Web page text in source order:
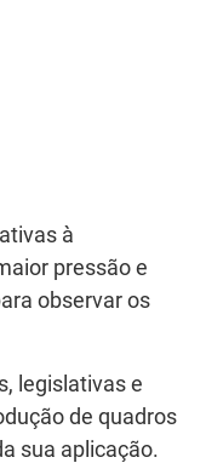
à
pressão e
observar os
legislativas e
de quadros
sua aplicação.